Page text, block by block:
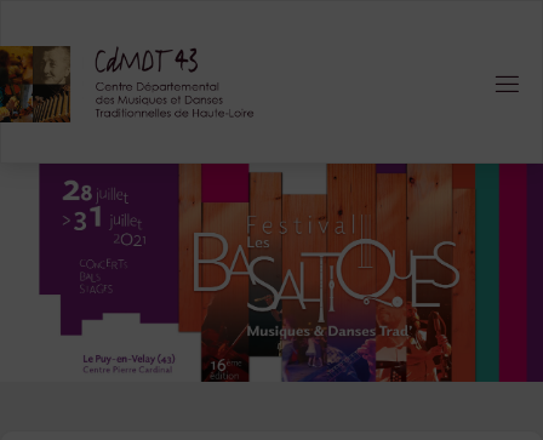
content